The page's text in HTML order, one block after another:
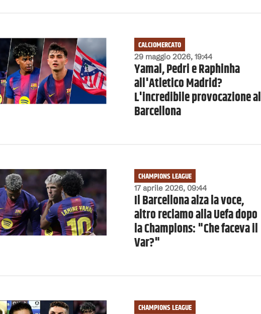
29 maggio 2026, 19:44
CALCIOMERCATO
Yamal, Pedri e Raphinha
all'Atletico Madrid?
L'incredibile provocazione al
Barcellona
17 aprile 2026, 09:44
CHAMPIONS LEAGUE
Il Barcellona alza la voce,
altro reclamo alla Uefa dopo
la Champions: "Che faceva il
Var?"
CHAMPIONS LEAGUE